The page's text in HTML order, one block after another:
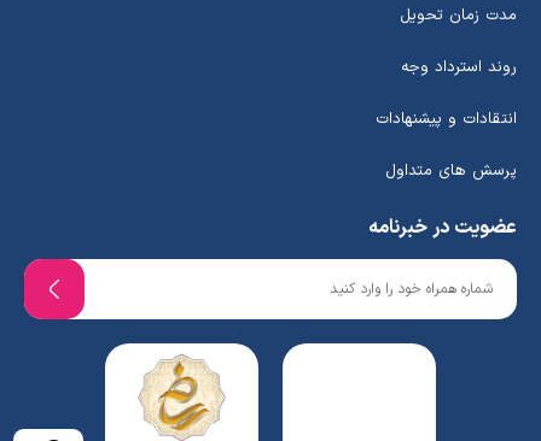
مدت زمان تحویل
روند استرداد وجه
انتقادات و پیشنهادات
پرسش های متداول
عضویت در خبرنامه